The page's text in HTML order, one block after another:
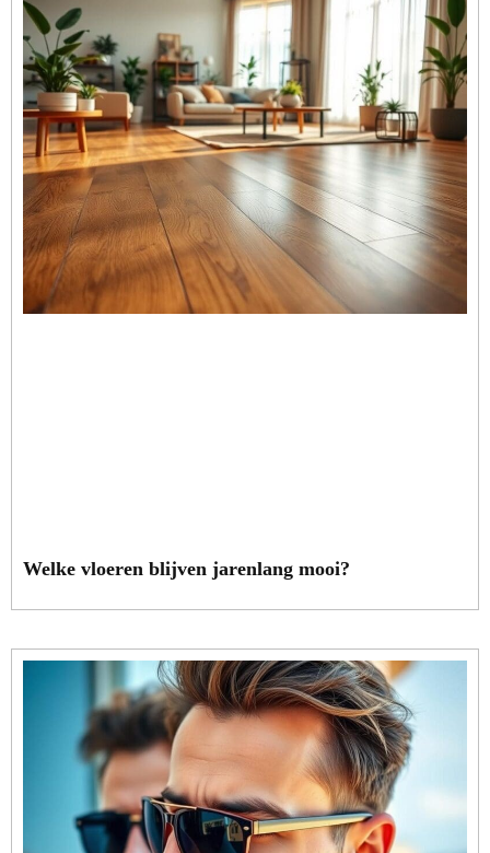
Welke vloeren blijven jarenlang mooi?